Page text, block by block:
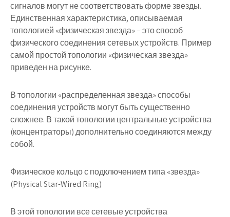
сигналов могут не соответствовать форме звезды.
Единственная характеристика, описываемая
топологией «физическая звезда» – это способ
физического соединения сетевых устройств. Пример
самой простой топологии «физическая звезда»
приведен на рисунке.
В топологии «распределенная звезда» способы
соединения устройств могут быть существенно
сложнее. В такой топологии центральные устройства
(концентраторы) дополнительно соединяются между
собой.
Физическое кольцо с подключением типа «звезда»
(Physical Star-Wired Ring)
В этой топологии все сетевые устройства